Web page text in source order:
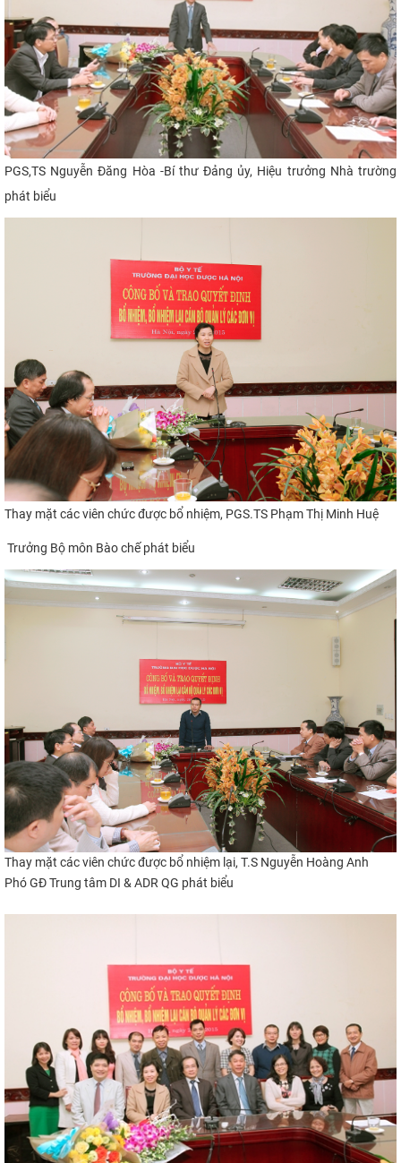
PGS,TS Nguyễn Đăng Hòa -Bí thư Đảng ủy, Hiệu trưởng Nhà trường
phát biểu
Thay mặt các viên chức được bổ nhiệm, PGS.TS Phạm Thị Minh Huệ
Trưởng Bộ môn Bào chế phát biểu
Thay mặt các viên chức được bổ nhiệm lại, T.S Nguyễn Hoàng Anh
Phó GĐ Trung tâm DI & ADR QG phát biểu